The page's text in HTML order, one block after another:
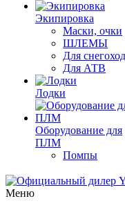
Экипировка
Маски, очки
ШЛЕМЫ
Для
Для АТВ
Лодки
Оборудование для
ПЛМ
Помпы
Меню